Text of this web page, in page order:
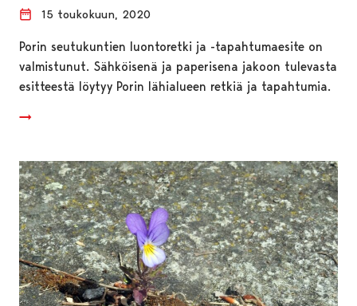
15 toukokuun, 2020
Porin seutukuntien luontoretki ja -tapahtumaesite on
valmistunut. Sähköisenä ja paperisena jakoon tulevasta
esitteestä löytyy Porin lähialueen retkiä ja tapahtumia.